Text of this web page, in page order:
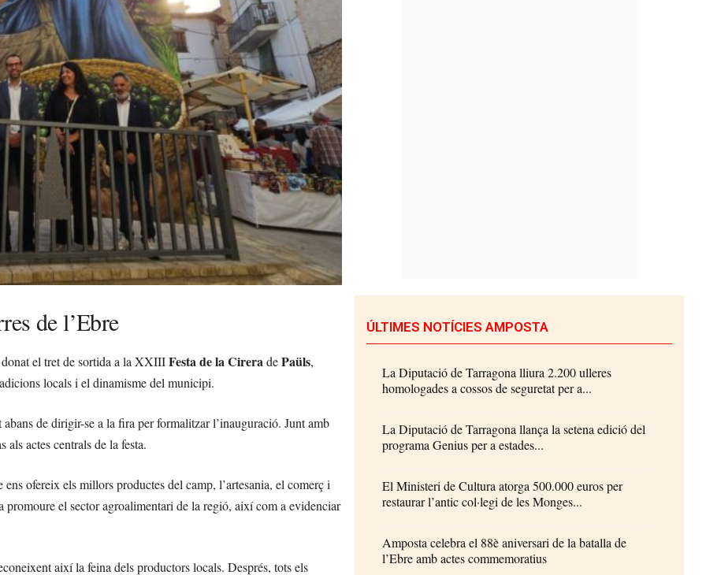
de l’Ebre
el tret de sortida a la XXIIIFesta de la CireradePaüls,
locals i el dinamisme del municipi.
de dirigir-se a la fira per formalitzar l’inauguració. Junt amb
actes centrals de la festa.
ofereix els millors productes del camp, l’artesania, el comerç i
promoure el sector agroalimentari de la regió, així com a evidenciar
així la feina dels productors locals. Després, tots els
ÚLTIMES NOTÍCIES AMPOSTA
La Diputació de Tarragona lliura 2.200 ulleres
homologades a cossos de seguretat per a...
La Diputació de Tarragona llança la setena edició del
programa Genius per a estades...
El Ministeri de Cultura atorga 500.000 euros per
restaurar l’antic col·legi de les Monges...
Amposta celebra el 88è aniversari de la batalla de
l’Ebre amb actes commemoratius